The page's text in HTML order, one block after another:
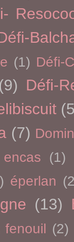
(1) Défi-
(9) Défi-
(7)
encas (1)
éperlan
(13)
fenouil (2)